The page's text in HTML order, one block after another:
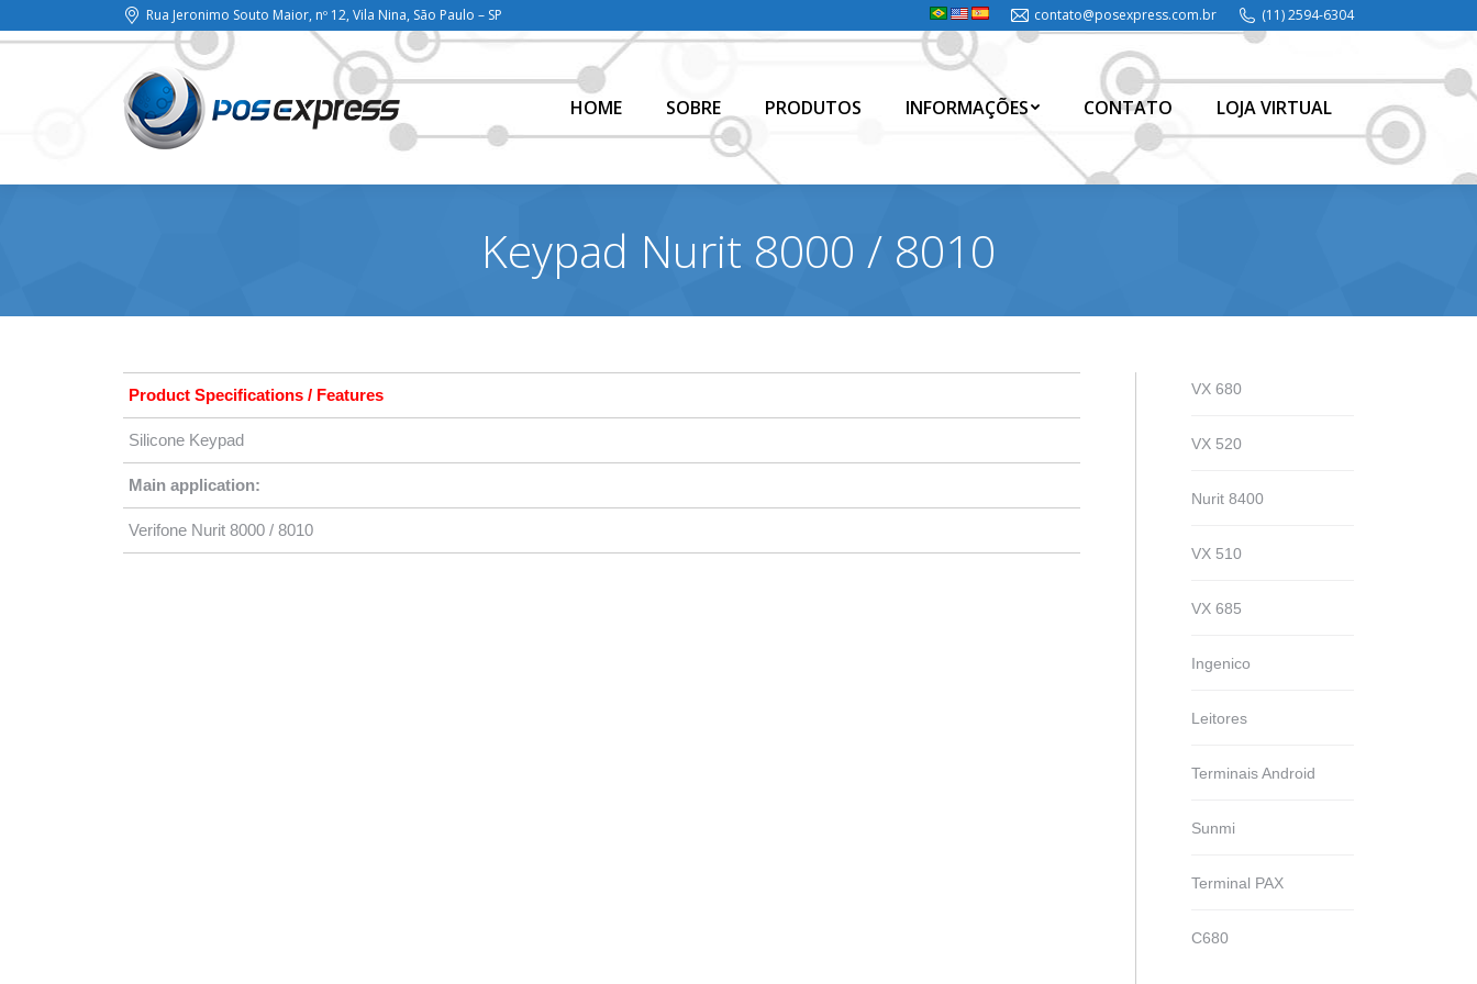
Rua Jeronimo Souto Maior, nº 12, Vila Nina, São Paulo – SP contato@posexpress.com.br (11) 2594-6304
HOME SOBRE PRODUTOS INFORMAÇÕES CONTATO LOJA VIRTUAL
Keypad Nurit 8000 / 8010
Product Specifications / Features
Silicone Keypad
Main application:
Verifone Nurit 8000 / 8010
VX 680
VX 520
Nurit 8400
VX 510
VX 685
Ingenico
Leitores
Terminais Android
Sunmi
Terminal PAX
C680
HOME INFORMAÇÕES CONTATO